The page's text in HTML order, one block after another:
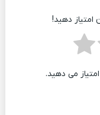
دهید!
می دهید.